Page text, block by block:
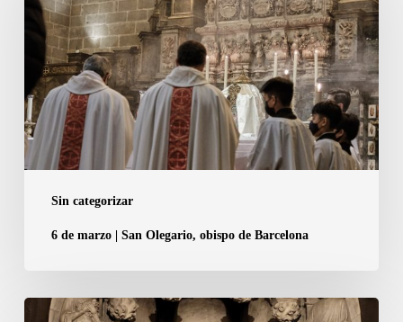
membres
Capítol
de
la
Catedral
Barcelona
Sin categorizar
Olegario,
obispo
de
Barcelona
6 de marzo | San Olegario, obispo de Barcelona